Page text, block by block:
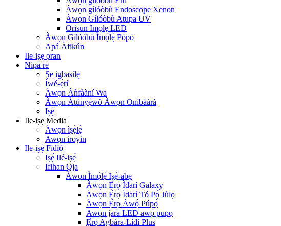
Àwọn gílóòbù Endoscope Xenon
Àwọn Gílóòbù Atupa UV
Orisun Imọlẹ LED
Àwọn Gílóòbù Ìmọ́lẹ̀ Pópó
Apá Àfikún
Ile-iṣẹ ọran
Nipa re
Ṣe igbasilẹ
Ìwé-ẹ̀rí
Àwọn Àǹfààní Wa
Àwọn Àtúnyẹ̀wò Àwọn Oníbàárà
Iṣẹ́
Ile-iṣẹ Media
Àwọn ìṣẹ̀lẹ̀
Awọn iroyin
Ile-iṣẹ́ Fídíò
Iṣẹ́ Ilé-iṣẹ́
Ifihan Ọja
Àwọn Ìmọ́lẹ̀ Iṣẹ́-abẹ
Àwọn Ẹ̀rọ Ìdarí Galaxy
Àwọn Ẹ̀rọ Ìdarí Tó Pọ̀ Jùlọ
Àwọn Ẹ̀rọ Àwọ̀ Púpọ̀
Awọn jara LED awọ pupọ
Ẹ̀rọ Agbára-Lídì Plus